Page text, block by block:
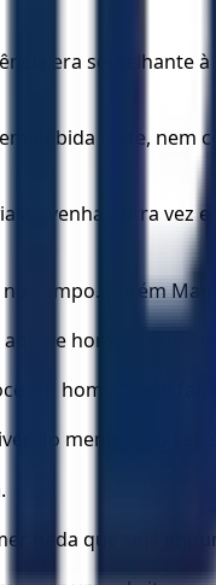
era semelhante
bebida forte, nem
venha outra vez
campo. Porém
aquele homem que
é o homem que
do menino e o seu
nada que seja